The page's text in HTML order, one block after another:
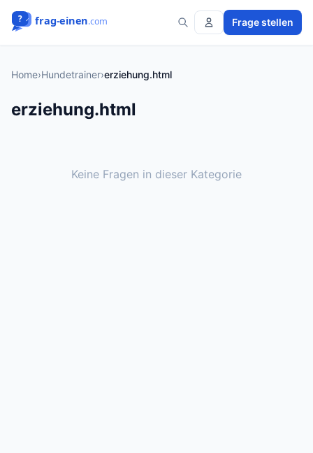
Frage stellen
Home›Hundetrainer›erziehung.html
erziehung.html
Keine Fragen in dieser Kategorie